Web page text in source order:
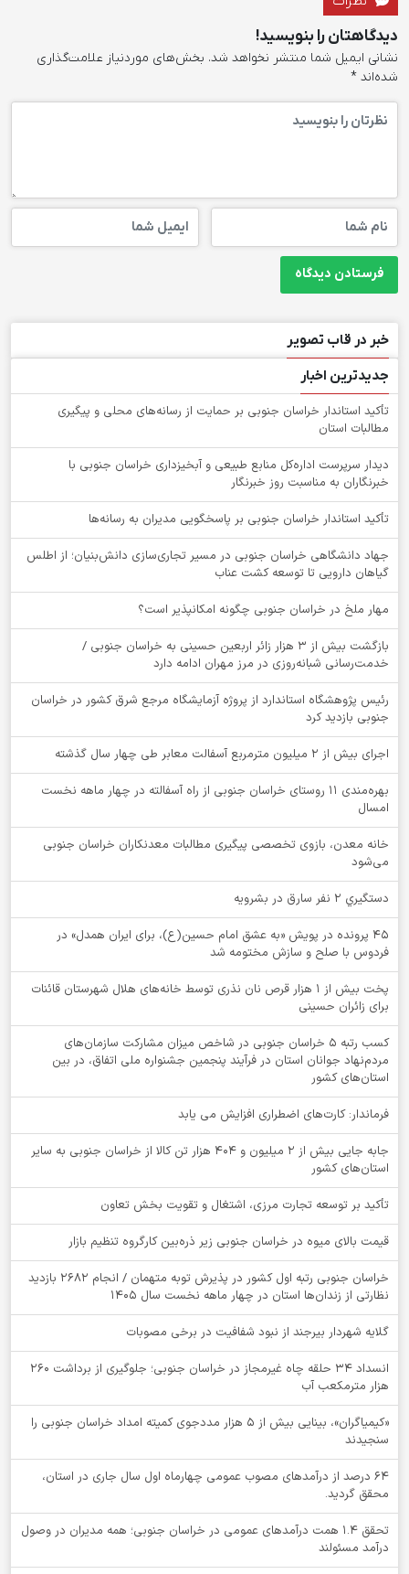
دیدگاهتان را بنویسید!
نشانی ایمیل شما منتشر نخواهد شد. بخش‌های موردنیاز علامت‌گذاری
شده‌اند *
خبر در قاب تصویر
جدیدترین اخبار
تأکید استاندار خراسان جنوبی بر حمایت از رسانه‌های محلی و پیگیری
مطالبات استان
دیدار سرپرست اداره‌کل منابع طبیعی و آبخیزداری خراسان جنوبی با
خبرنگاران به مناسبت روز خبرنگار
تأکید استاندار خراسان جنوبی بر پاسخگویی مدیران به رسانه‌ها
جهاد دانشگاهی خراسان جنوبی در مسیر تجاری‌سازی دانش‌بنیان؛ از اطلس
گیاهان دارویی تا توسعه کشت عناب
‌مهار ملخ در خراسان جنوبی چگونه امکانپذیر است؟
بازگشت بیش از ۳ هزار زائر اربعین حسینی به خراسان جنوبی /
خدمت‌رسانی شبانه‌روزی در مرز مهران ادامه دارد
رئیس پژوهشگاه استاندارد از پروژه آزمایشگاه مرجع شرق کشور در خراسان
جنوبی بازدید کرد
اجرای بیش از ۲ میلیون مترمربع آسفالت معابر طی چهار سال گذشته
بهره‌مندی ۱۱ روستای خراسان جنوبی از راه آسفالته در چهار ماهه نخست
امسال
خانه معدن، بازوی تخصصی پیگیری مطالبات معدنکاران خراسان جنوبی
می‌شود
دستگيري 2 نفر سارق در بشرويه
۴۵ پرونده در پویش «به عشق امام حسین(ع)، برای ایران همدل» در
فردوس با صلح و سازش مختومه شد
پخت بیش از 1 هزار قرص نان نذری توسط خانه‌های هلال شهرستان قائنات
برای زائران حسینی
کسب رتبه ۵ خراسان جنوبی در شاخص میزان مشارکت سازمان‌های
مردم‌نهاد جوانان استان در فرآیند پنجمین جشنواره ملی اتفاق، در بین
استان‌های کشور
فرماندار: کارت‌های اضطراری افزایش می یابد
جابه جایی بیش از 2 میلیون و 404 هزار تن کالا از خراسان جنوبی به سایر
استان‌های کشور
تأکید بر توسعه تجارت مرزی، اشتغال و تقویت بخش تعاون
قیمت بالای میوه در خراسان جنوبی زیر ذره‌بین کارگروه تنظیم بازار
خراسان جنوبی رتبه اول کشور در پذیرش توبه متهمان / انجام ۲۶۸۲ بازدید
نظارتی از زندان‌ها استان در چهار ماهه نخست سال 1405
گلایه شهردار بیرجند از نبود شفافیت در برخی مصوبات
انسداد ۳۴ حلقه چاه غیرمجاز در خراسان جنوبی؛ جلوگیری از برداشت ۲۶۰
هزار مترمکعب آب
«کیمیاگران»، بینایی بیش از ۵ هزار مددجوی کمیته امداد خراسان جنوبی را
سنجیدند
64 درصد از درآمدهای مصوب عمومی چهارماه اول سال جاری در استان،
محقق گردید.
تحقق ۱.۴ همت درآمدهای عمومی در خراسان جنوبی؛ همه مدیران در وصول
درآمد مسئولند